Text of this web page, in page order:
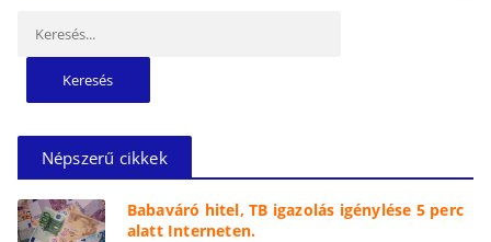
Népszerű cikkek
Babaváró hitel, TB igazolás igénylése 5 perc
alatt Interneten.